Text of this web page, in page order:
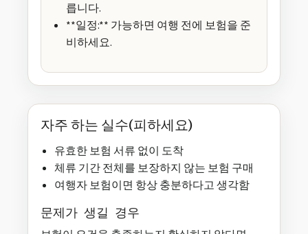
릅니다.
**일정:** 가능하면 여행 전에 보험을 준
비하세요.
자주 하는 실수(피하세요)
유효한 보험 서류 없이 도착
체류 기간 전체를 보장하지 않는 보험 구매
여행자 보험이면 항상 충분하다고 생각함
문제가 생길 경우